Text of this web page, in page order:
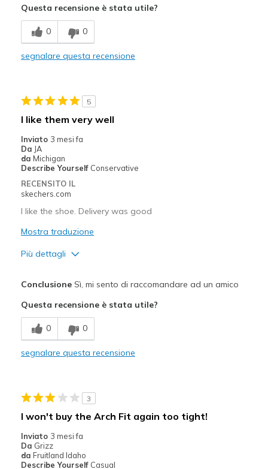
Breathe Well
Comfortable
Casual Wear
View On Shoes
Questa recensione è stata utile?
0 0
segnalare questa recensione
5
I like them very well
Inviato 3 mesi fa
Da JA
da Michigan
Describe Yourself Conservative
RECENSITO IL
skechers.com
I like the shoe. Delivery was good
Mostra traduzione
Più dettagli
Comfortable
Migliori Utilizzi:
Casual Wear
Sizing
View On Shoes
Shoes are for Wearing
ConclusioneSì, mi sento di raccomandare ad un amico
Questa recensione è stata utile?
0 0
segnalare questa recensione
3
I won't buy the Arch Fit again too tight!
Inviato 3 mesi fa
Da Grizz
da Fruitland Idaho
Describe Yourself Casual